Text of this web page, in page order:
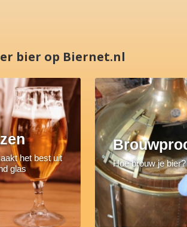
bier op Biernet.nl
het best uit
glas
Hoe brouw je bier?